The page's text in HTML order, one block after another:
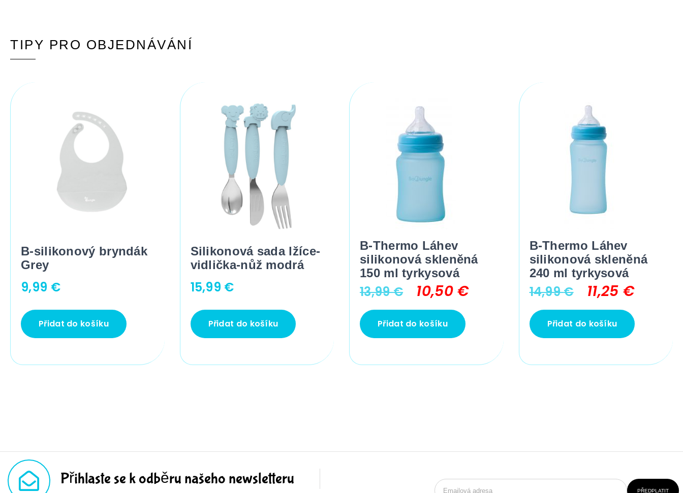
TIPY PRO OBJEDNÁVÁNÍ
B-silikonový bryndák
Grey
9,99 €
Přidat do košíku
Silikonová sada lžíce-
vidlička-nůž modrá
15,99 €
Přidat do košíku
B-Thermo Láhev
silikonová skleněná
150 ml tyrkysová
13,99€ 10,50€
Přidat do košíku
B-Thermo Láhev
silikonová skleněná
240 ml tyrkysová
14,99€ 11,25 €
Přidat do košíku
Přihlaste se k odběru našeho newsletteru
PŘEDPLATIT